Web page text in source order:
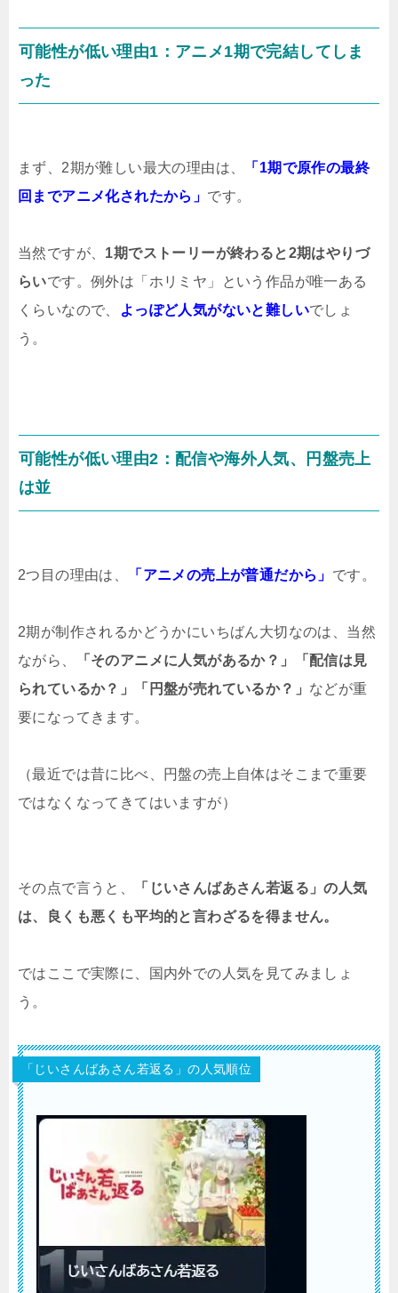
可能性が低い理由1：アニメ1期で完結してしま
った
まず、2期が難しい最大の理由は、
「1期で原作の最終
回までアニメ化されたから」 です。
当然ですが、 1期でストーリーが終わると2期はやりづ
らいです。例外は「ホリミヤ」という作品が唯一ある
くらいなので、
よっぽど人気がないと難しいでしょ
う。
可能性が低い理由2：配信や海外人気、円盤売上
は並
2つ目の理由は、 「アニメの売上が普通だから」 です。
2期が制作されるかどうかにいちばん大切なのは、当然
ながら、
「そのアニメに人気があるか？」「配信は見
られているか？」「円盤が売れているか？」 などが重
要になってきます。
（最近では昔に比べ、円盤の売上自体はそこまで重要
ではなくなってきてはいますが）
その点で言うと、
「じいさんばあさん若返る」の人気
は、良くも悪くも平均的と言わざるを得ません。
ではここで実際に、国内外での人気を見てみましょ
う。
「じいさんばあさん若返る」の人気順位